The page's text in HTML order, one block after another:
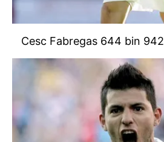
Cesc Fabregas 644 bin 942